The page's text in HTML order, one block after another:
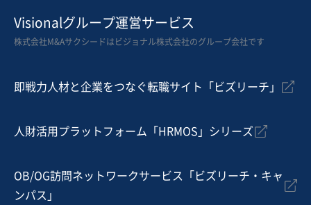
Visionalグループ運営サービス
株式会社M&Aサクシードはビジョナル株式会社のグループ会社です
即戦力人材と企業をつなぐ転職サイト「ビズリーチ」
人財活用プラットフォーム「HRMOS」シリーズ
OB/OG訪問ネットワークサービス「ビズリーチ・キャ
ンパス」